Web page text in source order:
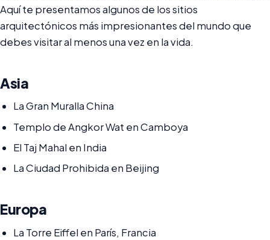
Aquí te presentamos algunos de los sitios
arquitectónicos más impresionantes del mundo que
debes visitar al menos una vez en la vida.
Asia
La Gran Muralla China
Templo de Angkor Wat en Camboya
El Taj Mahal en India
La Ciudad Prohibida en Beijing
Europa
La Torre Eiffel en París, Francia